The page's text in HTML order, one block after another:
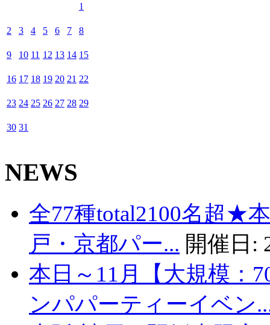
1
2 3 4 5 6 7 8
9 10 11 12 13 14 15
16 17 18 19 20 21 22
23 24 25 26 27 28 29
30 31
NEWS
全77種total2100名超★
戸・京都パー... 開催日:
本日～11月【大規模：
ンパパーティーイベン